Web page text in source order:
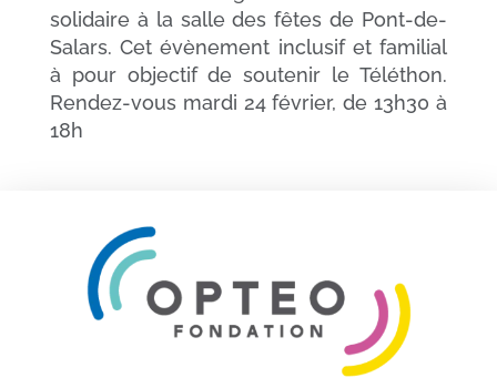
solidaire à la salle des fêtes de Pont-de-
Salars. Cet évènement inclusif et familial
à pour objectif de soutenir le Téléthon.
Rendez-vous mardi 24 février, de 13h30 à
18h